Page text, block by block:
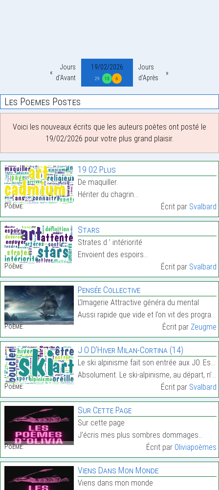
Jours
d'Avant
19/02/2026
29 13 6
Jours
d'Après
Les Poemes Postes
Voici les nouveaux écrits que les auteurs poètes ont posté le
19/02/2026 pour votre plus grand plaisir.
Poème:
19 02 Plus
De maquiller.
Hériter du chagrin…
Écrit par Svalbard
Poème:
Stars
Strates d ’ intériorité
Envoient des espoirs…
Écrit par Svalbard
Poème:
Pensée Collective
L’Imagerie Attractive généra du mental
Aussi rapide que vide et l’on vit des programmes,…
Écrit par Zeugme
Poème:
J O D’Hiver Milan-Cortina (14)
Le ski alpinisme fait son entrée aux JO. Est-ce im
Absolument. Le ski-alpinisme, au départ, n’est pas…
Écrit par Svalbard
Poème:
Sur Cette Page
Sur cette page
J’écris mes plus sombres dommages…
Écrit par Oliviapoèmes
Viens Dans Mon Monde
Viens dans mon monde